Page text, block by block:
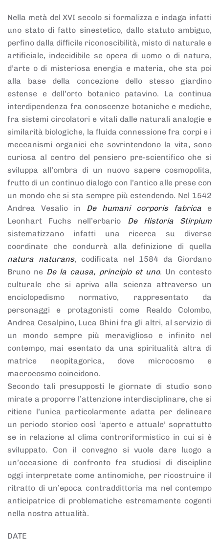
Nella metà del XVI secolo si formalizza e indaga infatti
uno stato di fatto sinestetico, dallo statuto ambiguo,
perfino dalla difficile riconoscibilità, misto di naturale e
artificiale, indecidibile se opera di uomo o di natura,
d’arte o di misteriosa energia e materia, che sta poi
alla base della concezione dello stesso giardino
estense e dell’orto botanico patavino. La continua
interdipendenza fra conoscenze botaniche e mediche,
fra sistemi circolatori e vitali dalle naturali analogie e
similarità biologiche, la fluida connessione fra corpi e i
meccanismi organici che sovrintendono la vita, sono
curiosa al centro del pensiero pre-scientifico che si
sviluppa all’ombra di un nuovo sapere cosmopolita,
frutto di un continuo dialogo con l’antico alle prese con
un mondo che si sta sempre più estendendo. Nel 1542
Andrea Vesalio in De humani corporis fabrica e
Leonhart Fuchs nell’erbario De Historia Stirpium
sistematizzano infatti una ricerca su diverse
coordinate che condurrà alla definizione di quella
natura naturans, codificata nel 1584 da Giordano
Bruno ne De la causa, principio et uno. Un contesto
culturale che si apriva alla scienza attraverso un
enciclopedismo normativo, rappresentato da
personaggi e protagonisti come Realdo Colombo,
Andrea Cesalpino, Luca Ghini fra gli altri, al servizio di
un mondo sempre più meraviglioso e infinito nel
contempo, mai esentato da una spiritualità altra di
matrice neopitagorica, dove microcosmo e
macrocosmo coincidono.
Secondo tali presupposti le giornate di studio sono
mirate a proporre l’attenzione interdisciplinare, che si
ritiene l’unica particolarmente adatta per delineare
un periodo storico così ‘aperto e attuale’ soprattutto
se in relazione al clima controriformistico in cui si è
sviluppato. Con il convegno si vuole dare luogo a
un’occasione di confronto fra studiosi di discipline
oggi interpretate come antinomiche, per ricostruire il
ritratto di un’epoca contraddittoria ma nel contempo
anticipatrice di problematiche estremamente cogenti
nella nostra attualità.
DATE